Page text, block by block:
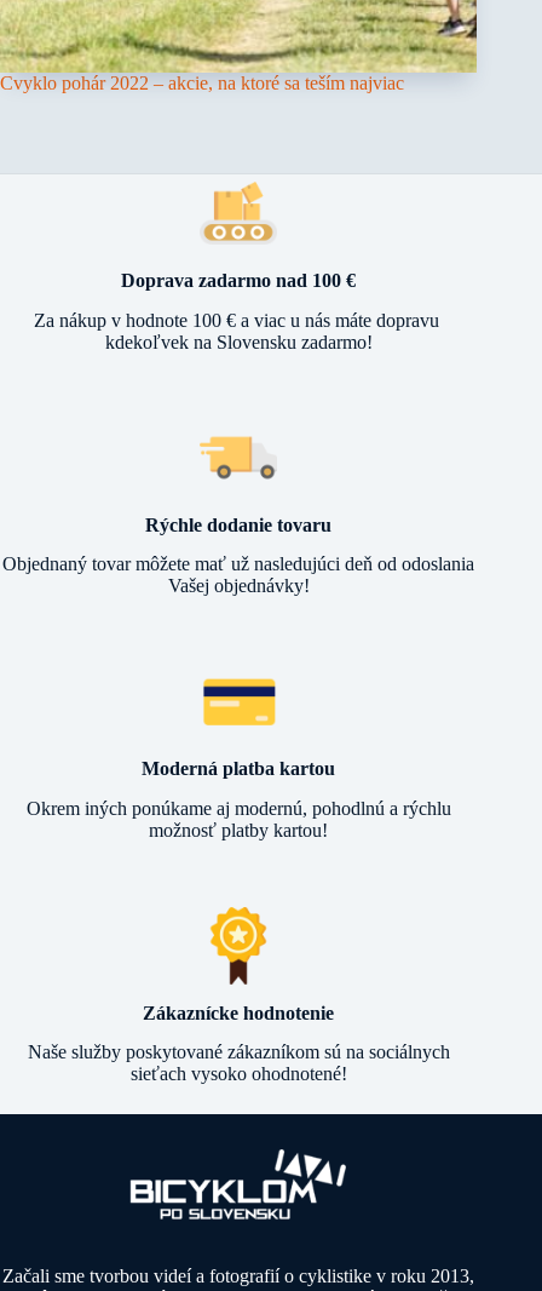
Cvyklo pohár 2022 – akcie, na ktoré sa teším najviac
Doprava zadarmo nad 100 €
Za nákup v hodnote 100 € a viac u nás máte dopravu
kdekoľvek na Slovensku zadarmo!
Rýchle dodanie tovaru
Objednaný tovar môžete mať už nasledujúci deň od odoslania
Vašej objednávky!
Moderná platba kartou
Okrem iných ponúkame aj modernú, pohodlnú a rýchlu
možnosť platby kartou!
Zákaznícke hodnotenie
Naše služby poskytované zákazníkom sú na sociálnych
sieťach vysoko ohodnotené!
Začali sme tvorbou videí a fotografií o cyklistike v roku 2013,